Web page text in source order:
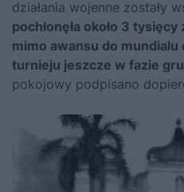
działania wojenne zostały
pochłonęła około 3
mimo awansu do mundialu
turnieju jeszcze w fazie
pokojowy podpisano